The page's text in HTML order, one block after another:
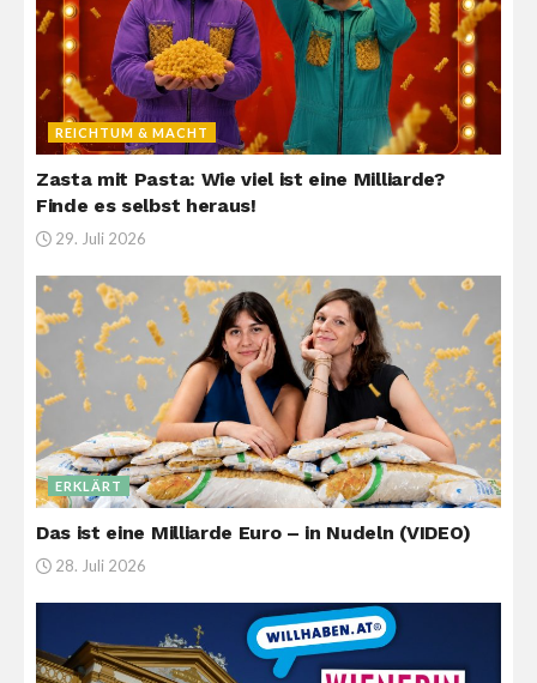
REICHTUM & MACHT
Zasta mit Pasta: Wie viel ist eine Milliarde?
Finde es selbst heraus!
29. Juli 2026
ERKLÄRT
Das ist eine Milliarde Euro – in Nudeln (VIDEO)
28. Juli 2026